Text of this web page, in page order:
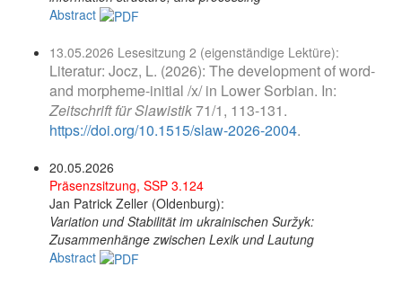
Abstract
13.05.2026 Lesesitzung 2 (eigenständige Lektüre):
Literatur: Jocz, L. (2026): The development of word-
and morpheme-initial /x/ in Lower Sorbian. In:
Zeitschrift für Slawistik71/1, 113-131.
https://doi.org/10.1515/slaw-2026-2004.
20.05.2026
Präsenzsitzung, SSP 3.124
Jan Patrick Zeller (Oldenburg):
Variation und Stabilität im ukrainischen Suržyk:
Zusammenhänge zwischen Lexik und Lautung
Abstract